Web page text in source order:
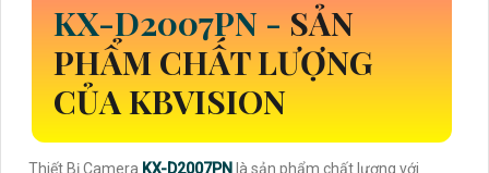
KX-D2007PN - SẢN
PHẨM CHẤT LƯỢNG
CỦA KBVISION
Thiết Bị Camera KX-D2007PN là sản phẩm chất lượng với